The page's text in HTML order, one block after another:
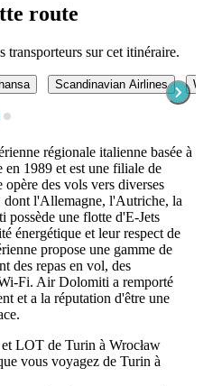
route
transporteurs sur cet itinéraire.
Scandinavian Airlines
régionale italienne basée à
1989 et est une filiale de
des vols vers diverses
dont l'Allemagne, l'Autriche, la
une flotte d'E-Jets
énergétique et leur respect de
propose une gamme de
des repas en vol, des
Fi. Air Dolomiti a remporté
et a la réputation d'être une
LOT de Turin à Wrocław
vous voyagez de Turin à